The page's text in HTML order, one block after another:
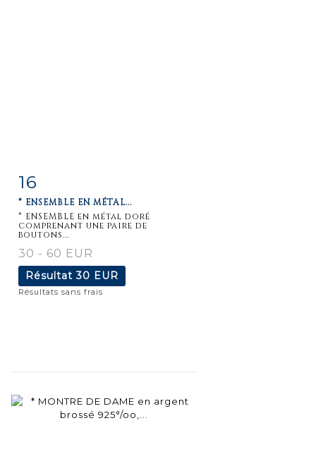
détaillée
16
* ENSEMBLE EN MÉTAL...
* ENSEMBLE en métal doré
comprenant une paire de
boutons...
30 - 60 EUR
Résultat30 EUR
Résultats sans frais